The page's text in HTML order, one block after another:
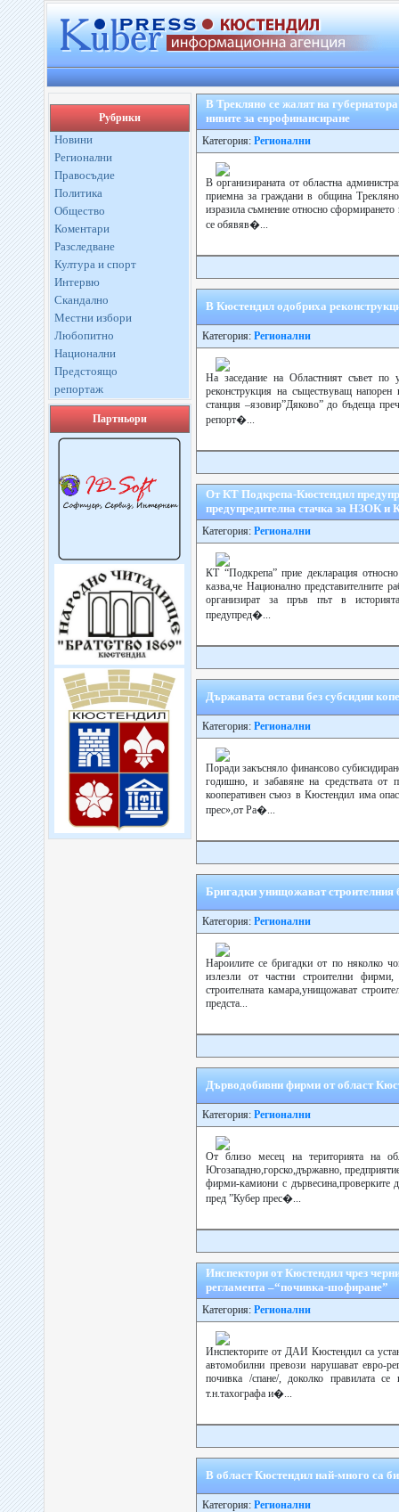
Рубрики
Новини
Регионални
Правосъдие
Политика
Общество
Коментари
Разследване
Култура и спорт
Интервю
Скандално
Местни избори
Любопитно
Национални
Предстоящо
репортаж
Партньори
В Трекляно се жалят на
нивите за еврофинансиране
Категория: Регионални
В организираната от областна
приемна за граждани в община
изразила съмнение относно
се обявяв�...
В Кюстендил одобриха
Категория: Регионални
На заседание на Областният съвет по
реконструкция на съществуващ
станция –язовир”Дяково” до бъдеща
репорт�...
От КТ Подкрепа-Кюстендил
предупредителна стачка за НЗОК и
Категория: Регионални
КТ “Подкрепа” прие декларация
казва,че Национално представителните
организират за пръв път в
предупред�...
Държавата остави без субсидии
Категория: Регионални
Поради закъсняло финансово
годишно, и забавяне на средствата от
кооперативен съюз в Кюстендил има
прес»,от Ра�...
Бригадки унищожават строителния
Категория: Регионални
Нароилите се бригадки от по няколко
излезли от частни строителни
строителната камара,унищожават
предста...
Дърводобивни фирми от област
Категория: Регионални
От близо месец на територията на
Югозападно,горско,държавно,
фирми-камиони с
пред ”Кубер прес�...
Инспектори от Кюстендил чрез
регламента –“почивка-шофиране”
Категория: Регионални
Инспекторите от ДАИ Кюстендил са
автомобилни превози нарушават евро-
почивка /спане/, доколко правилата
т.н.тахографа и�...
В област Кюстендил най-много са
Категория: Регионални